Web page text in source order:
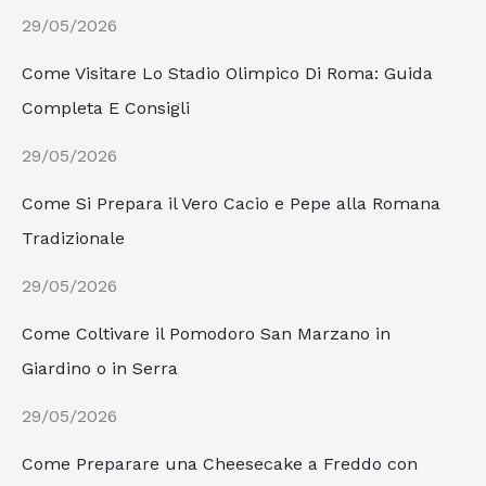
29/05/2026
Come Visitare Lo Stadio Olimpico Di Roma: Guida
Completa E Consigli
29/05/2026
Come Si Prepara il Vero Cacio e Pepe alla Romana
Tradizionale
29/05/2026
Come Coltivare il Pomodoro San Marzano in
Giardino o in Serra
29/05/2026
Come Preparare una Cheesecake a Freddo con